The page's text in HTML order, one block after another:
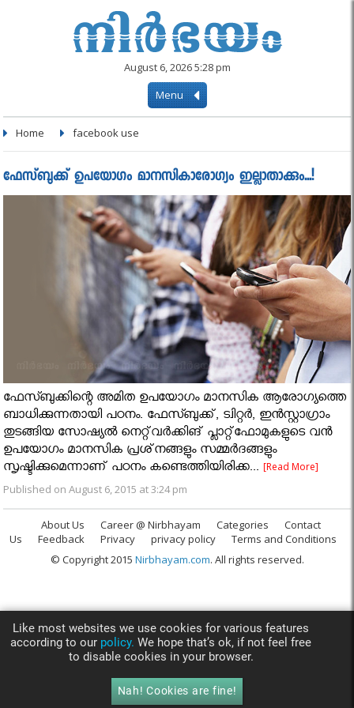
August 6, 2026 5:28 pm
Menu
Home facebook use
ഫേസ്ബുക്ക് ഉപയോഗം മാനസികാരോഗ്യം ഇല്ലാതാക്കും...!
ഫേസ്ബുക്കിന്റെ അമിത ഉപയോഗം മാനസിക ആരോഗ്യത്തെ
ബാധിക്കുന്നതായി പഠനം. ഫേസ്ബുക്ക്, ട്വിറ്റര്‍, ഇന്‍സ്റ്റാഗ്രാം
തുടങ്ങിയ സോഷ്യല്‍ നെറ്റ്‌വര്‍ക്കിങ് പ്ലാറ്റ്‌ഫോമുകളുടെ വന്‍
ഉപയോഗം മാനസിക പ്രശ്‌നങ്ങളും സമ്മര്‍ദങ്ങളും
സൃഷ്ടിക്കുമെന്നാണ് പഠനം കണ്ടെത്തിയിരിക്ക...[Read More]
Published on August 6, 2015 at 3:24 pm
About Us Career @ Nirbhayam Categories
Contact
Us
Feedback Privacy privacy policy
Terms and Conditions
© Copyright 2015 Nirbhayam.com. All rights reserved.
Like most websites we use cookies for various features
according to our policy. We hope that’s ok, if not feel free
to disable cookies in your browser.
Nah! Cookies are fine!